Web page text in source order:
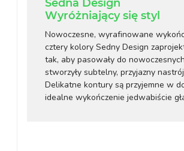
Sedna Design
Wyróżniający się styl
Nowoczesne, wyrafinowane
cztery kolory Sedny Design
tak, aby pasowały do
stworzyły subtelny, przyjazny
Delikatne kontury są przyjemne w
idealne wykończenie jedwabiście